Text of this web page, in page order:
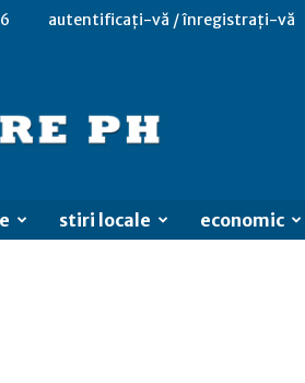
autentificați-vă / înregistrați-vă
stiri locale economic